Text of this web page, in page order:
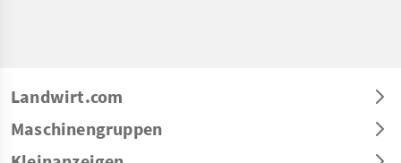
Landwirt.com
Maschinengruppen